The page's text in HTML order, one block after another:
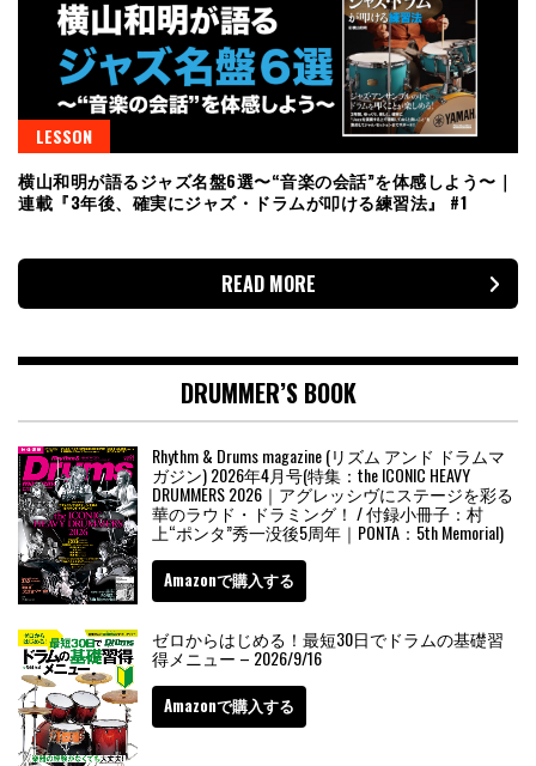
LESSON
横山和明が語るジャズ名盤6選〜“音楽の会話”を体感しよう〜｜
連載『3年後、確実にジャズ・ドラムが叩ける練習法』 #1
READ MORE
DRUMMER’S BOOK
Rhythm & Drums magazine (リズム アンド ドラムマ
ガジン) 2026年4月号(特集：the ICONIC HEAVY
DRUMMERS 2026｜アグレッシヴにステージを彩る
華のラウド・ドラミング！ / 付録小冊子：村
上“ポンタ”秀一没後5周年｜PONTA：5th Memorial)
Amazonで購入する
ゼロからはじめる！最短30日でドラムの基礎習
得メニュー – 2026/9/16
Amazonで購入する